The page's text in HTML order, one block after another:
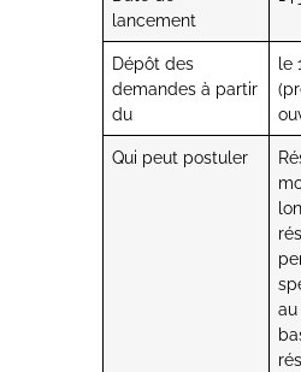
lancement
Dépôt des
demandes à partir
du
le
Qui peut postuler